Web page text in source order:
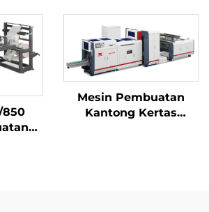
Mekanis Komputer
JYD-400/650/850
850
Mesin Pembuatan
Kantong Kertas